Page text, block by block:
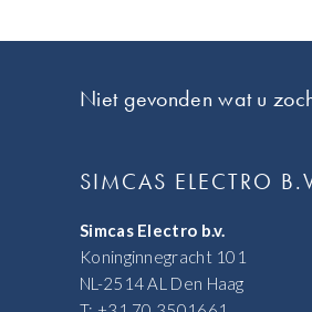
Niet gevonden wat u
SIMCAS ELECTRO
Simcas Electro b.v.
Koninginnegracht 101
NL-2514 AL Den Haag